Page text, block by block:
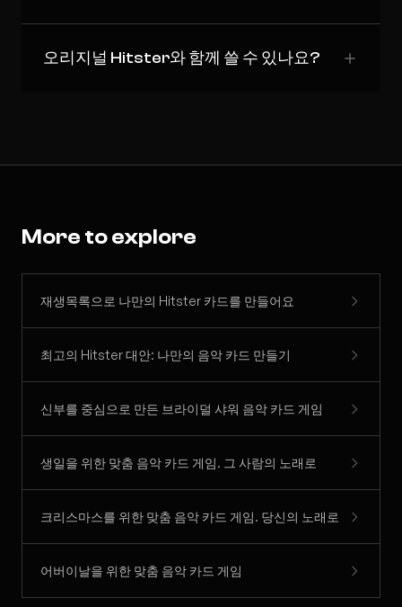
오리지널 Hitster와 함께 쓸 수 있나요?
More to explore
재생목록으로 나만의 Hitster 카드를 만들어요
최고의 Hitster 대안: 나만의 음악 카드 만들기
신부를 중심으로 만든 브라이덜 샤워 음악 카드 게임
생일을 위한 맞춤 음악 카드 게임. 그 사람의 노래로
크리스마스를 위한 맞춤 음악 카드 게임. 당신의 노래로
어버이날을 위한 맞춤 음악 카드 게임